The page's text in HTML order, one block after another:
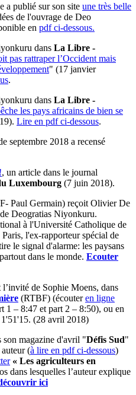
a publié sur son site une très belle
de l'ouvrage de Deo
en pdf ci-dessous.
dans La Libre -
pas rattraper l’Occident mais
" (17 janvier
.
dans La Libre -
les pays africains de bien se
Lire en pdf ci-dessous.
septembre 2018 a recensé
, un article dans le journal
Luxembourg (7 juin 2018).
Paul Germain) reçoit Olivier De
Deogratias Niyonkuru.
à l'Université Catholique de
l'ex-rapporteur spécial de
le signal d'alarme: les paysans
dans le monde. Ecouter
de Sophie Moens, dans
(RTBF) (écouteren ligne
1 – 8:47 et part 2 – 8:50), ou en
(28 avril 2018)
son magazine d'avril "Défis Sud"
(à lire en pdf ci-dessous)
« Les agriculteurs en
dans lesquelles l’auteur explique
ici